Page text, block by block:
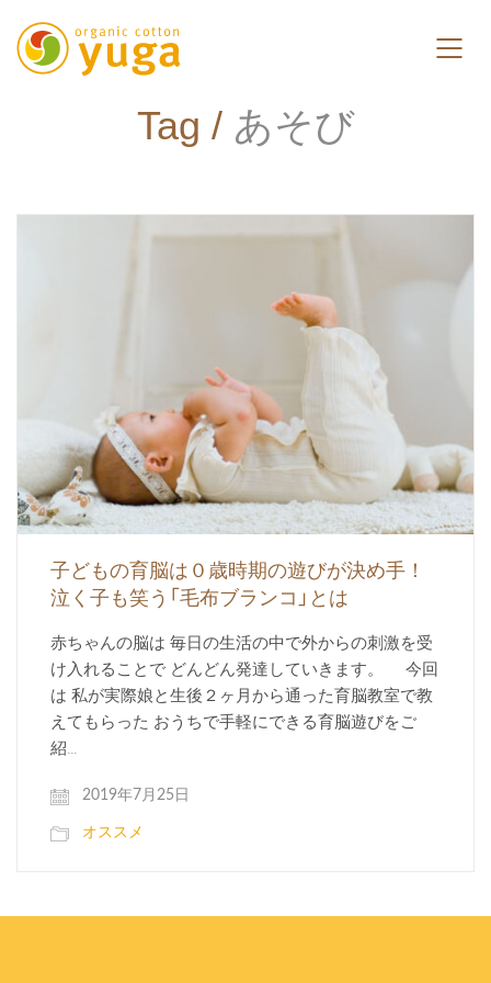
Tag / あそび
子どもの育脳は０歳時期の遊びが決め手！
泣く子も笑う「毛布ブランコ」とは
赤ちゃんの脳は 毎日の生活の中で外からの刺激を受
け入れることで どんどん発達していきます。 今回
は 私が実際娘と生後２ヶ月から通った育脳教室で教
えてもらった おうちで手軽にできる育脳遊びをご
紹…
2019年7月25日
オススメ